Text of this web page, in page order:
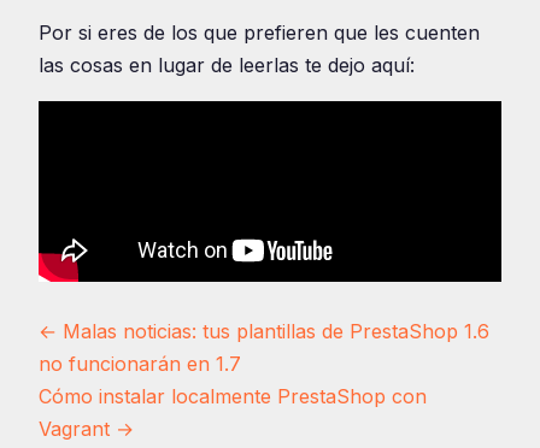
Por si eres de los que prefieren que les cuenten
las cosas en lugar de leerlas te dejo aquí:
Navegación
de
entradas
← Malas noticias: tus plantillas de PrestaShop 1.6
no funcionarán en 1.7
Cómo instalar localmente PrestaShop con
Vagrant →